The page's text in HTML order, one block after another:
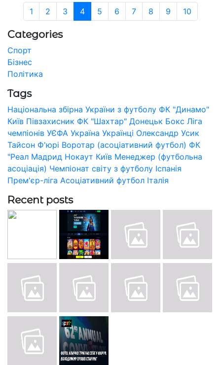
1 2 3 4 5 6 7 8 9 10
Categories
Спорт
Бізнес
Політика
Tags
Національна збірна України з футболу ФК "Динамо"
Київ Півзахисник ФК "Шахтар" Донецьк Бокс Ліга
чемпіонів УЄФА Україна Українці Олександр Усик
Тайсон Ф'юрі Воротар (асоціативний футбол) ФК
"Реал Мадрид Нокаут Київ Менеджер (футбольна
асоціація) Чемпіонат світу з футболу Іспанія
Прем'єр-ліга Асоціативний футбол Італія
Recent posts